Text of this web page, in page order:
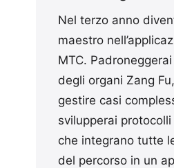
Nel terzo anno
maestro
MTC.
degli organi Zang
gestire casi
svilupperai
che integrano tutte
del percorso in un